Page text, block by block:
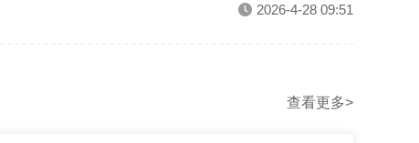
2026-4-28 09:51
查看更多>